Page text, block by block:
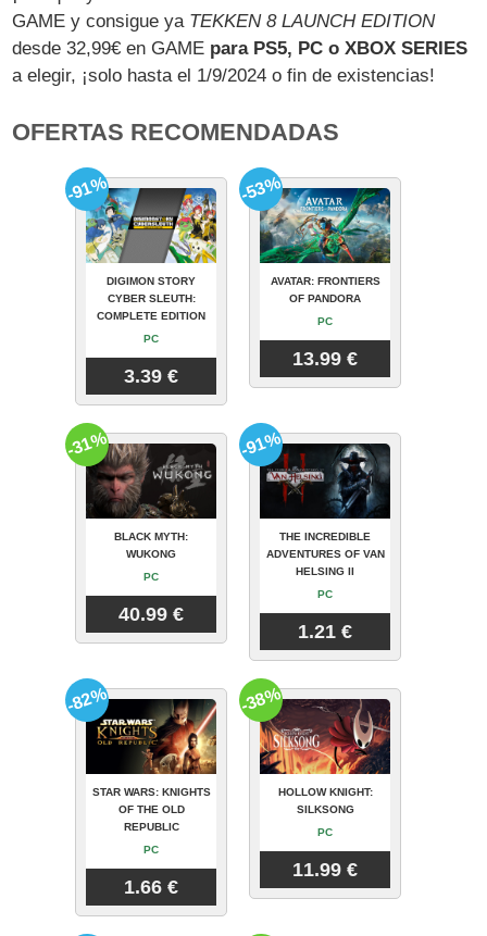
GAME y consigue ya TEKKEN 8 LAUNCH EDITION
desde 32,99€ en GAME para PS5, PC o XBOX SERIES
a elegir, ¡solo hasta el 1/9/2024 o fin de existencias!
OFERTAS RECOMENDADAS
DIGIMON STORY
CYBER SLEUTH:
COMPLETE EDITION
PC
3.39 €
-91%
AVATAR: FRONTIERS
OF PANDORA
PC
13.99 €
-53%
BLACK MYTH:
WUKONG
PC
40.99 €
-31%
THE INCREDIBLE
ADVENTURES OF VAN
HELSING II
PC
1.21 €
-91%
STAR WARS: KNIGHTS
OF THE OLD
REPUBLIC
PC
1.66 €
-82%
HOLLOW KNIGHT:
SILKSONG
PC
11.99 €
-38%